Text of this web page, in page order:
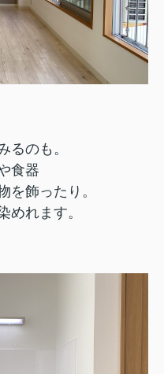
るのも。
食器
を飾ったり。
めれます。